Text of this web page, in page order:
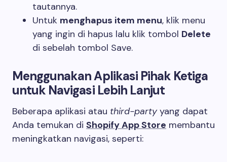
tautannya.
Untuk menghapus item menu, klik menu
yang ingin di hapus lalu klik tombol Delete
di sebelah tombol Save.
Menggunakan Aplikasi Pihak Ketiga
untuk Navigasi Lebih Lanjut
Beberapa aplikasi atau third-partyyang dapat
Anda temukan di Shopify App Store membantu
meningkatkan navigasi, seperti: